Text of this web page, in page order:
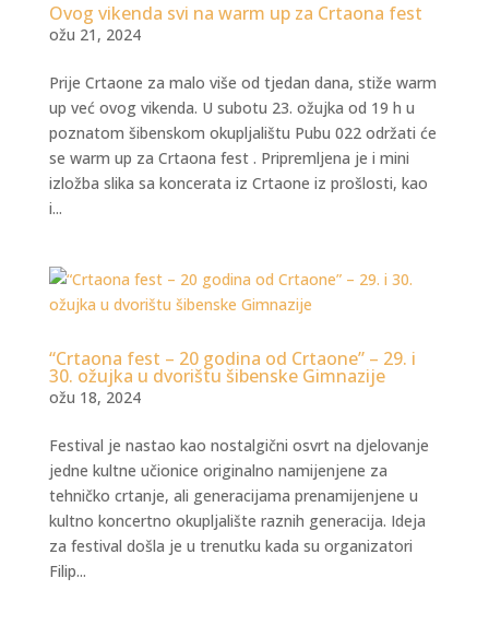
Ovog vikenda svi na warm up za Crtaona fest
ožu 21, 2024
Prije Crtaone za malo više od tjedan dana, stiže warm
up već ovog vikenda. U subotu 23. ožujka od 19 h u
poznatom šibenskom okupljalištu Pubu 022 održati će
se warm up za Crtaona fest . Pripremljena je i mini
izložba slika sa koncerata iz Crtaone iz prošlosti, kao
i...
“Crtaona fest – 20 godina od Crtaone” – 29. i
30. ožujka u dvorištu šibenske Gimnazije
ožu 18, 2024
Festival je nastao kao nostalgični osvrt na djelovanje
jedne kultne učionice originalno namijenjene za
tehničko crtanje, ali generacijama prenamijenjene u
kultno koncertno okupljalište raznih generacija. Ideja
za festival došla je u trenutku kada su organizatori
Filip...